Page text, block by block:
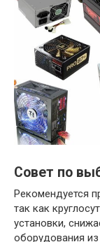
Совет по
Рекомендуется
так как
установки,
оборудования